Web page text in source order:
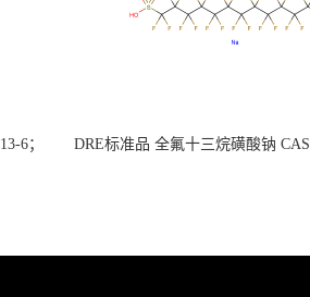
6；
DRE标准品 全氟十三烷磺酸钠